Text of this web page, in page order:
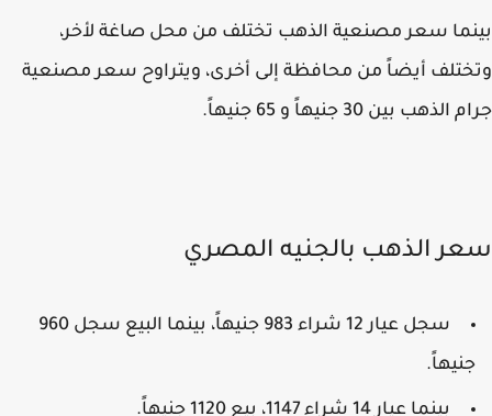
سعر مصنعية الذهب تختلف من محل صاغة لأخر،
أيضاً من محافظة إلى أخرى، ويتراوح سعر مصنعية
بين 30 جنيهاً و 65 جنيهاً.
الذهب بالجنيه المصري
سجل عيار 12 شراء 983 جنيهاً، بينما البيع سجل 960
بينما عيار 14 شراء 1147، بيع 1120 جنيهاً.